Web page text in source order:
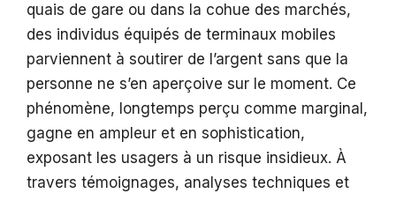
quais de gare ou dans la cohue des marchés,
des individus équipés de terminaux mobiles
parviennent à soutirer de l’argent sans que la
personne ne s’en aperçoive sur le moment. Ce
phénomène, longtemps perçu comme marginal,
gagne en ampleur et en sophistication,
exposant les usagers à un risque insidieux. À
travers témoignages, analyses techniques et